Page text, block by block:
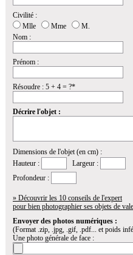
Civilité :
Mlle
Mme
M.
Nom :
Prénom :
Résoudre : 5 + 4 = ?*
Décrire l'objet :
Dimensions de l'objet (en cm) :
Hauteur :
Largeur :
Profondeur :
» Découvrir les 10 conseils de l'expert
pour bien photographier ses objets de
Envoyer des photos numériques :
(Format .zip, .jpg, .gif, .pdf... et poids
Une photo générale de face :